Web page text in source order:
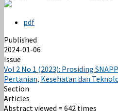
pdf
Published
2024-01-06
Issue
Vol 2 No 1 (2023): Prosiding
Pertanian, Kesehatan dan
Section
Articles
Abstract viewed = 642 times